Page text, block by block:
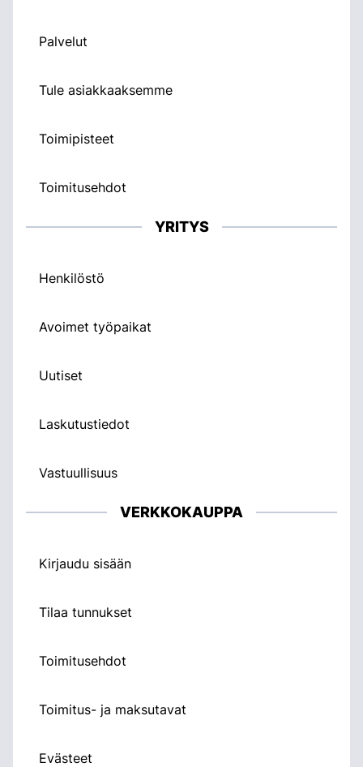
Palvelut
Tule asiakkaaksemme
Toimipisteet
Toimitusehdot
YRITYS
Henkilöstö
Avoimet työpaikat
Uutiset
Laskutustiedot
Vastuullisuus
VERKKOKAUPPA
Kirjaudu sisään
Tilaa tunnukset
Toimitusehdot
Toimitus- ja maksutavat
Evästeet